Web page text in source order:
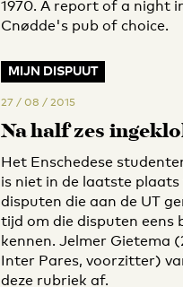
1970. A report of a night
Cnødde's pub of choice.
MIJN DISPUUT
27 / 08 / 2015
Na half zes
Het Enschedese
is niet in de laatste
disputen die aan de UT
tijd om die disputen eens
kennen. Jelmer Gietema
Inter Pares, voorzitter)
deze rubriek af.